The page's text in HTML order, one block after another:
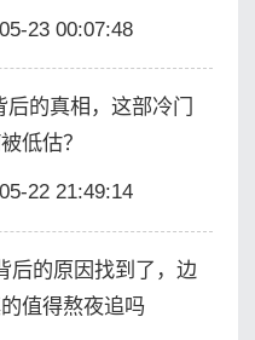
23 00:07:48
后的真相，这部冷门
低估？
22 21:49:14
后的原因找到了，边
值得熬夜追吗